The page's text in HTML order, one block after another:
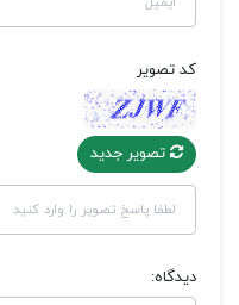
کد تصویر
تصویر جدید
دیدگاه: